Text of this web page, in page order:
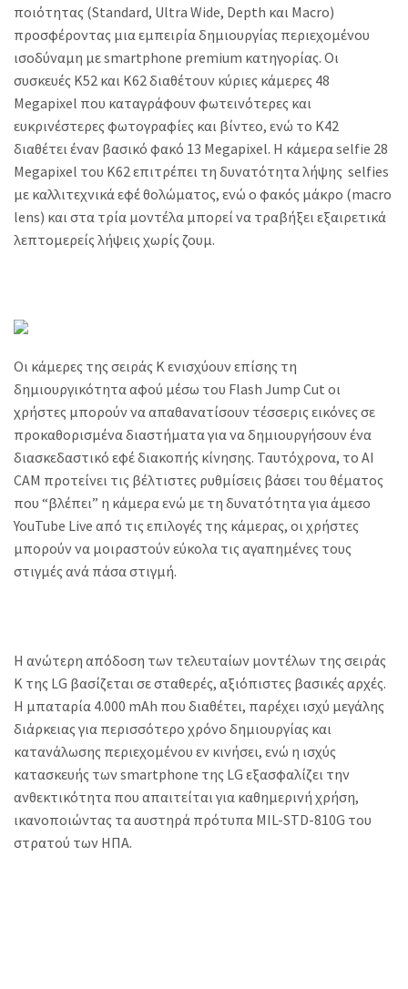
ποιότητας (Standard, Ultra Wide, Depth και Macro)
προσφέροντας μια εμπειρία δημιουργίας περιεχομένου
ισοδύναμη με smartphone premium κατηγορίας. Οι
συσκευές K52 και K62 διαθέτουν κύριες κάμερες 48
Megapixel που καταγράφουν φωτεινότερες και
ευκρινέστερες φωτογραφίες και βίντεο, ενώ το K42
διαθέτει έναν βασικό φακό 13 Megapixel. Η κάμερα selfie 28
Megapixel του K62 επιτρέπει τη δυνατότητα λήψης selfies
με καλλιτεχνικά εφέ θολώματος, ενώ ο φακός μάκρο (macro
lens) και στα τρία μοντέλα μπορεί να τραβήξει εξαιρετικά
λεπτομερείς λήψεις χωρίς ζουμ.
Οι κάμερες της σειράς K ενισχύουν επίσης τη
δημιουργικότητα αφού μέσω του Flash Jump Cut οι
χρήστες μπορούν να απαθανατίσουν τέσσερις εικόνες σε
προκαθορισμένα διαστήματα για να δημιουργήσουν ένα
διασκεδαστικό εφέ διακοπής κίνησης. Ταυτόχρονα, το AI
CAM προτείνει τις βέλτιστες ρυθμίσεις βάσει του θέματος
που “βλέπει” η κάμερα ενώ με τη δυνατότητα για άμεσο
YouTube Live από τις επιλογές της κάμερας, οι χρήστες
μπορούν να μοιραστούν εύκολα τις αγαπημένες τους
στιγμές ανά πάσα στιγμή.
Η ανώτερη απόδοση των τελευταίων μοντέλων της σειράς
K της LG βασίζεται σε σταθερές, αξιόπιστες βασικές αρχές.
Η μπαταρία 4.000 mAh που διαθέτει, παρέχει ισχύ μεγάλης
διάρκειας για περισσότερο χρόνο δημιουργίας και
κατανάλωσης περιεχομένου εν κινήσει, ενώ η ισχύς
κατασκευής των smartphone της LG εξασφαλίζει την
ανθεκτικότητα που απαιτείται για καθημερινή χρήση,
ικανοποιώντας τα αυστηρά πρότυπα MIL-STD-810G του
στρατού των ΗΠΑ.